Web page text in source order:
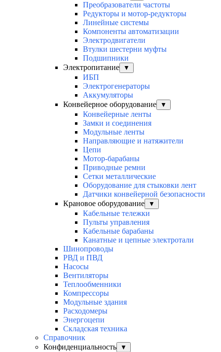
Преобразователи частоты
Редукторы и мотор-редукторы
Линейные системы
Компоненты автоматизации
Электродвигатели
Втулки шестерни муфты
Подшипники
Электропитание
▼
ИБП
Электрогенераторы
Аккумуляторы
Конвейерное оборудование
▼
Конвейерные ленты
Замки и соединения
Модульные ленты
Направляющие и натяжители
Цепи
Мотор-барабаны
Приводные ремни
Сетки металлические
Оборудование для стыковки лент
Датчики конвейерной безопасности
Крановое оборудование
▼
Кабельные тележки
Пульты управления
Кабельные барабаны
Канатные и цепные электротали
Шинопроводы
РВД и ПВД
Насосы
Вентиляторы
Теплообменники
Компрессоры
Модульные здания
Расходомеры
Энергоцепи
Складская техника
Справочник
Конфиденциальность
▼